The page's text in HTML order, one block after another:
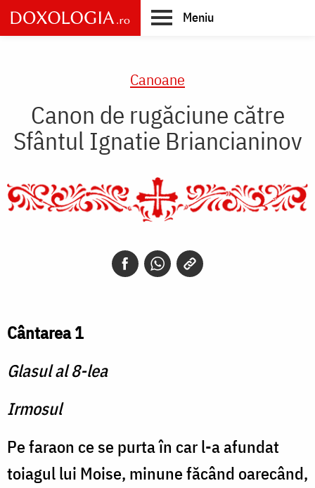
Skip
to
main
Meniu
Canoane
Canon de rugăciune către
Sfântul Ignatie Briancianinov
Cântarea 1
Glasul al 8-lea
Irmosul
Pe faraon ce se purta în car l-a afundat
toiagul lui Moise, minune făcând oarecând,